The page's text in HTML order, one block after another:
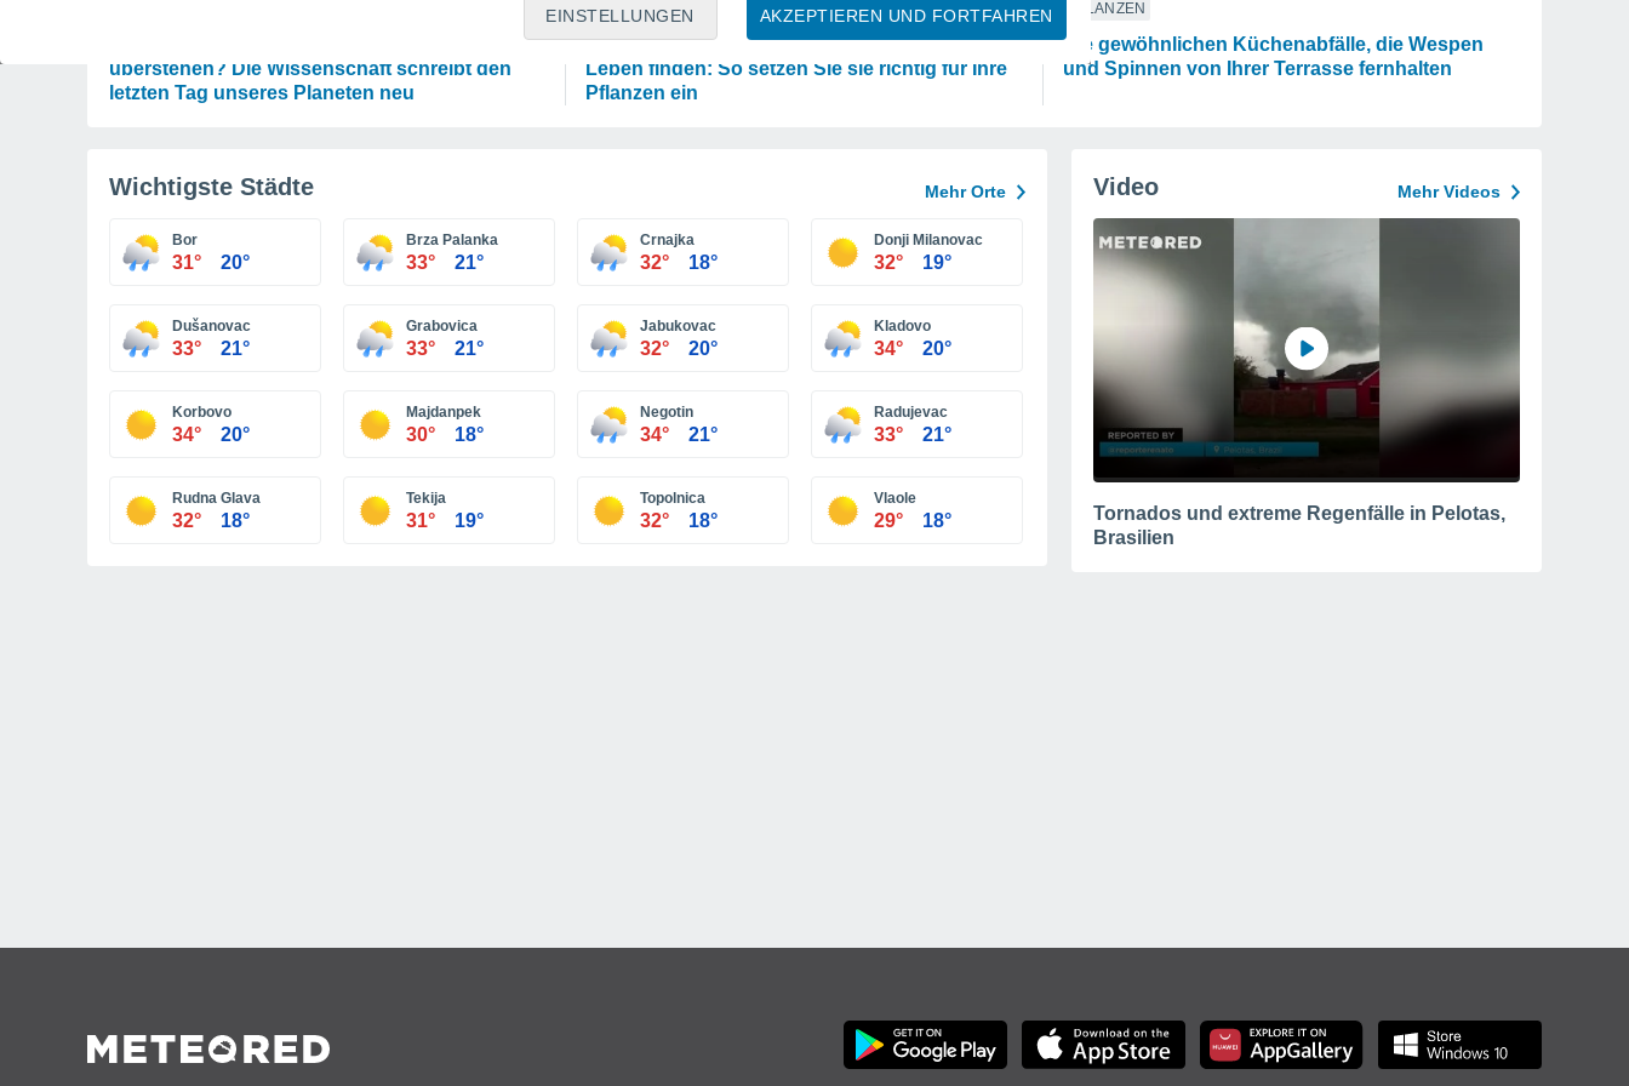
AKZEPTIEREN UND FORTFAHREN
EINSTELLUNGEN
überstehen? Die Wissenschaft schreibt den
letzten Tag unseres Planeten neu
PFLANZEN
Eierschalen können in Ihrem Garten ein zweites
Leben finden: So setzen Sie sie richtig für Ihre
Pflanzen ein
PFLANZEN
Die gewöhnlichen Küchenabfälle, die Wespen
und Spinnen von Ihrer Terrasse fernhalten
Wichtigste Städte Mehr Orte
Bor
31° 20°
Brza Palanka
33° 21°
Crnajka
32° 18°
Donji Milanovac
32° 19°
Dušanovac
33° 21°
Grabovica
33° 21°
Jabukovac
32° 20°
Kladovo
34° 20°
Korbovo
34° 20°
Majdanpek
30° 18°
Negotin
34° 21°
Radujevac
33° 21°
Rudna Glava
32° 18°
Tekija
31° 19°
Topolnica
32° 18°
Vlaole
29° 18°
Video Mehr Videos
Tornados und extreme Regenfälle in Pelotas,
Brasilien